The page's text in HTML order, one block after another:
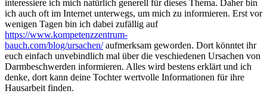
interessiere ich mich natürlich generell für dieses Thema. Daher bin
ich auch oft im Internet unterwegs, um mich zu informieren. Erst vor
wenigen Tagen bin ich dabei zufällig auf
https://www.kompetenzzentrum-
bauch.com/blog/ursachen/aufmerksam geworden. Dort könntet ihr
euch einfach unvebindlich mal über die veschiedenen Ursachen von
Darmbeschwerden informieren. Alles wird bestens erklärt und ich
denke, dort kann deine Tochter wertvolle Informationen für ihre
Hausarbeit finden.